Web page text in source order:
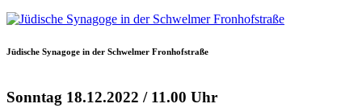
Jüdische Synagoge in der Schwelmer Fronhofstraße
Sonntag 18.12.2022 / 11.00 Uhr